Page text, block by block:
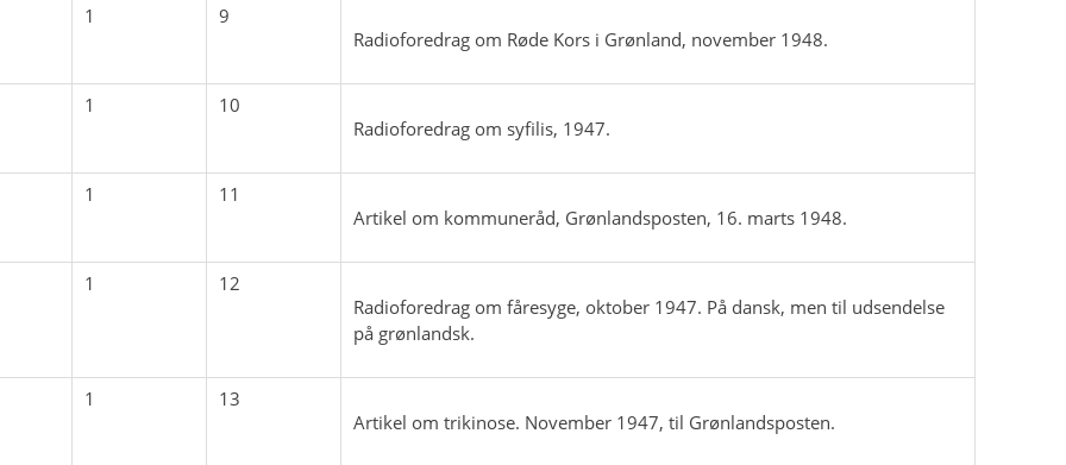
1
9
Radioforedrag om Røde Kors i Grønland, november 1948.
1
10
Radioforedrag om syfilis, 1947.
1
11
Artikel om kommuneråd, Grønlandsposten, 16. marts 1948.
1
12
Radioforedrag om fåresyge, oktober 1947. På dansk, men til udsendelse
på grønlandsk.
1
13
Artikel om trikinose. November 1947, til Grønlandsposten.